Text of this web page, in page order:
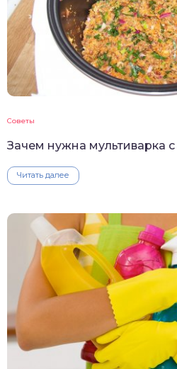
Советы
Зачем нужна мультиварка
Читать далее